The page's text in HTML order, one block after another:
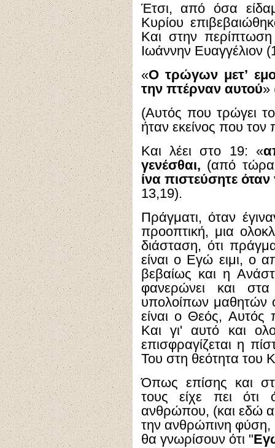
Έτσι, από όσα
Κυρίου
Και στην
Ιωάννην Ευαγγέλιον
«Ο τρώγων μετ’
την πτέρναν αυτού»
(Αυτός που τρώγει
ήταν εκείνος που τον
Και λέει στο 19: «
γενέσθαι, (από
ίνα πιστεύσητε όταν
13,19).
Πράγματι, όταν
προοπτική, μια
διάσταση, ότι
είναι ο Εγώ ειμι, ο
βεβαίως και η
φανερώνει και
υπολοίπων μαθητών
είναι ο Θεός, Αυτός
Και γι' αυτό και
επισφραγίζεται η
Του στη θεότητα του
Όπως επίσης και
τους είχε πει
ανθρώπου, (και εδώ
την ανθρώπινη φύση,
θα γνωρίσουν ότι "